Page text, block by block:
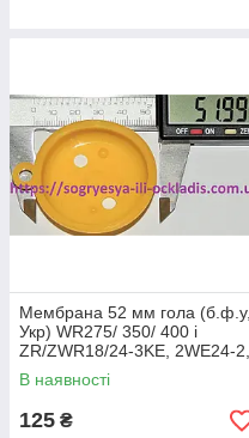
Мембрана 52 мм гола (б.ф.у,
Укр) WR275/ 350/ 400 і
ZR/ZWR18/24-3KЕ, 2WE24-2,
арт. 87005030510А, к.з.
1480/1
В наявності
125 ₴